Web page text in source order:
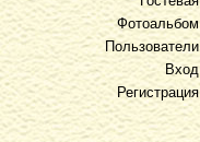
Фотоальбом
Пользователи
Вход
Регистрация